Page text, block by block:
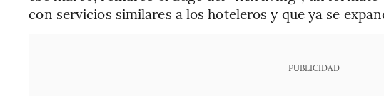
con servicios similares a los hoteleros y que ya se
PUBLICIDAD